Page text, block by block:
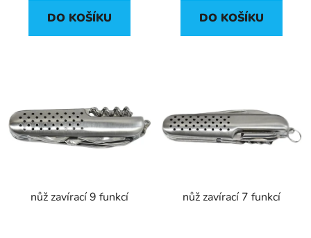
DO KOŠÍKU DO KOŠÍKU
nůž zavírací 9 funkcí nůž zavírací 7 funkcí